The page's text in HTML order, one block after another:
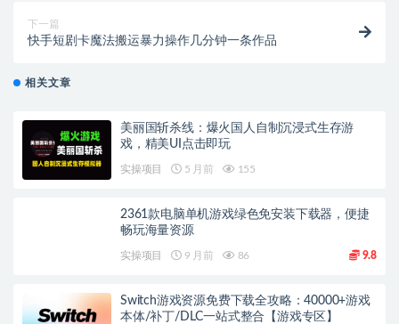
下一篇
快手短剧卡魔法搬运暴力操作几分钟一条作品
相关文章
美丽国斩杀线：爆火国人自制沉浸式生存游
戏，精美UI点击即玩
实操项目 5 月前 155
2361款电脑单机游戏绿色免安装下载器，便捷
畅玩海量资源
实操项目 9 月前 86 9.8
Switch游戏资源免费下载全攻略：40000+游戏
本体/补丁/DLC一站式整合【游戏专区】